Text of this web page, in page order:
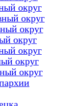
округ
округ
округ
округ
округ
округ
округ